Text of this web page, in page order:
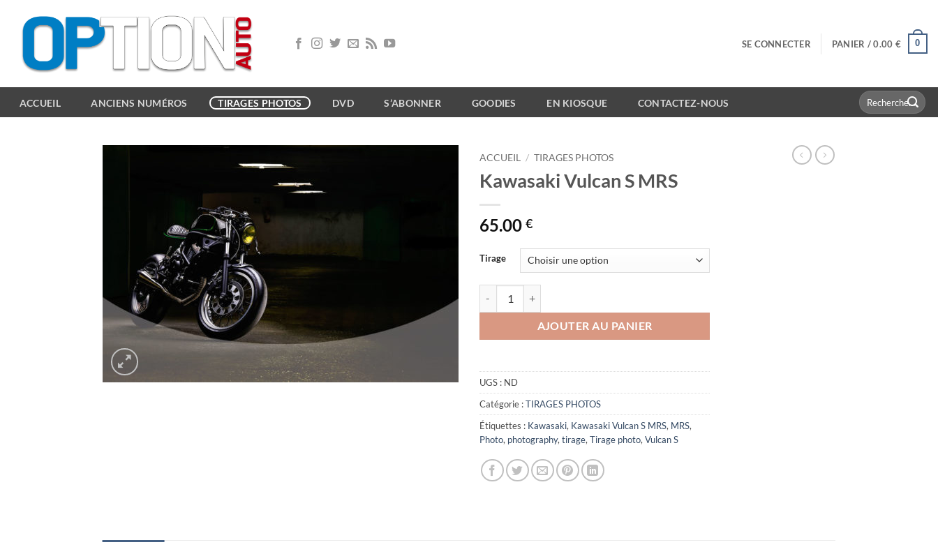
SE CONNECTER PANIER /0.00 € 0
ACCUEIL ANCIENS NUMÉROS TIRAGES PHOTOS DVD S’ABONNER GOODIES EN KIOSQUE CONTACTEZ-NOUS
Recherche
pour :
ACCUEIL / TIRAGES PHOTOS
Kawasaki Vulcan S MRS
65.00 €
Tirage
AJOUTER AU PANIER
UGS : ND
Catégorie :TIRAGES PHOTOS
Étiquettes : Kawasaki, Kawasaki Vulcan S MRS, MRS,
Photo, photography, tirage, Tirage photo, Vulcan S